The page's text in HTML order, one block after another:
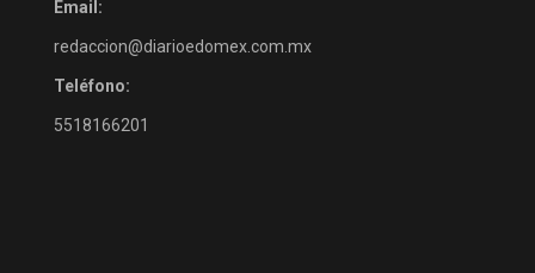
Email:
redaccion@diarioedomex.com.mx
Teléfono:
5518166201